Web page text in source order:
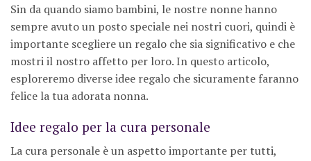
Sin da quando siamo bambini, le nostre nonne hanno
sempre avuto un posto speciale nei nostri cuori, quindi è
importante scegliere un regalo che sia significativo e che
mostri il nostro affetto per loro. In questo articolo,
esploreremo diverse idee regalo che sicuramente faranno
felice la tua adorata nonna.
Idee regalo per la cura personale
La cura personale è un aspetto importante per tutti,